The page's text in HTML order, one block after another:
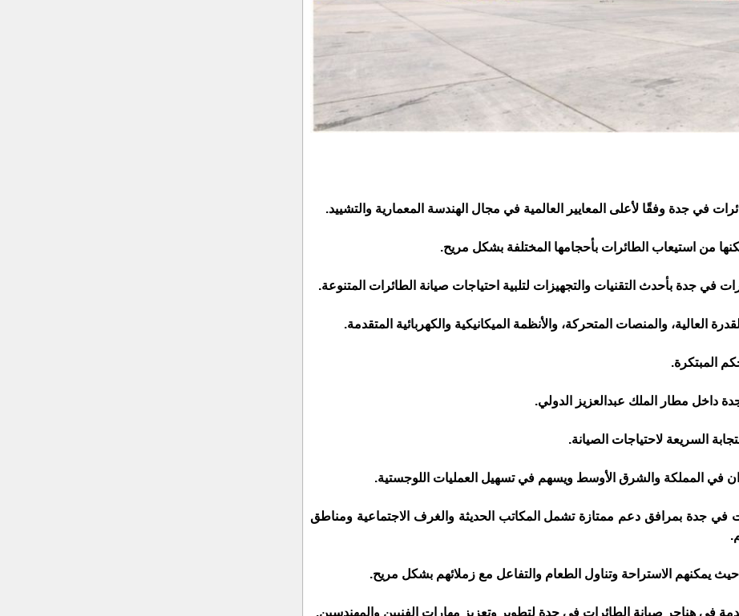
من استيعاب الطائرات بأحجامها المختلفة بشكل مريح.
العالية، والمنصات المتحركة، والأنظمة الميكانيكية والكهربائية المتقدمة.
المبتكرة.
السريعة لاحتياجات الصيانة.
في المملكة والشرق الأوسط ويسهم في تسهيل العمليات اللوجستية.
في جدة بمرافق دعم ممتازة تشمل المكاتب الحديثة والغرف الاجتماعية ومناطق
حيث يمكنهم الاستراحة وتناول الطعام والتفاعل مع زملائهم بشكل مريح.